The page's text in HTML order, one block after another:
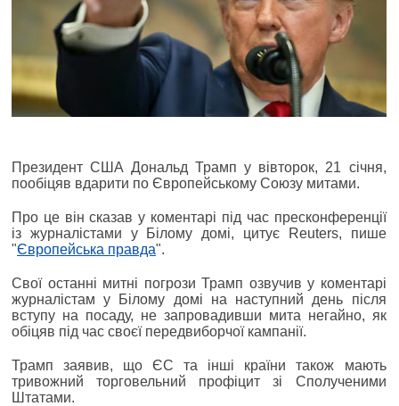
Президент США Дональд Трамп у вівторок, 21 січня,
пообіцяв вдарити по Європейському Союзу митами.
Про це він сказав у коментарі під час пресконференції
із журналістами у Білому домі, цитує Reuters, пише
"Європейська правда".
Свої останні митні погрози Трамп озвучив у коментарі
журналістам у Білому домі на наступний день після
вступу на посаду, не запровадивши мита негайно, як
обіцяв під час своєї передвиборчої кампанії.
Трамп заявив, що ЄС та інші країни також мають
тривожний торговельний профіцит зі Сполученими
Штатами.